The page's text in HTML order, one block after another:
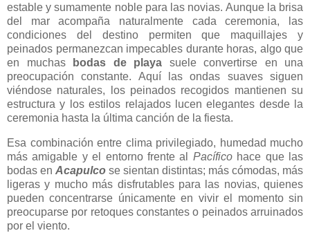
estable y sumamente noble para las novias. Aunque la brisa
del mar acompaña naturalmente cada ceremonia, las
condiciones del destino permiten que maquillajes y
peinados permanezcan impecables durante horas, algo que
en muchas
bodas de playa suele convertirse en una
preocupación constante. Aquí las ondas suaves siguen
viéndose naturales, los peinados recogidos mantienen su
estructura y los estilos relajados lucen elegantes desde la
ceremonia hasta la última canción de la fiesta.
Esa combinación entre clima privilegiado, humedad mucho
más amigable y el entorno frente al Pacíficohace que las
bodas en Acapulco se sientan distintas; más cómodas, más
ligeras y mucho más disfrutables para las novias, quienes
pueden concentrarse únicamente en vivir el momento sin
preocuparse por retoques constantes o peinados arruinados
por el viento.